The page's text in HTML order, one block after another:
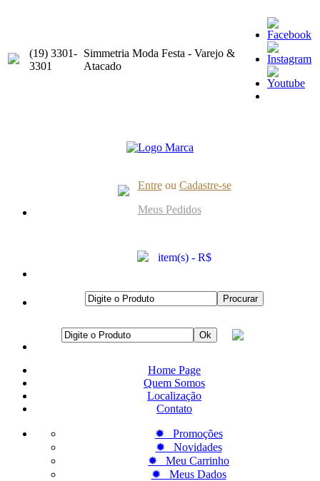
(19) 3301-
3301
Simmetria Moda Festa - Varejo &
Atacado
Entre ou Cadastre-se
Meus Pedidos
item(s) - R$
Home Page
Quem Somos
Localização
Contato
✹ Promoções
✹ Novidades
✹ Meu Carrinho
✹ Meus Dados